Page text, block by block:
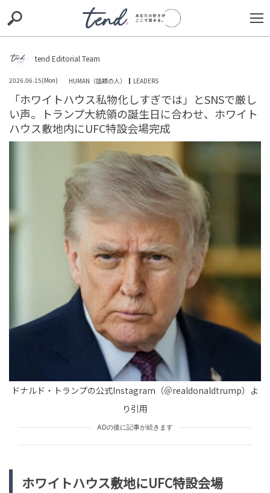
trill nordot RECOMMEND ARENA TOP
人間よりオシャレな犬見つかる！？ファッションモデル
顔負けの犬、その佇まいに「私より年収高そう」との声
も
未分類
tend Editorial Team
世界初の「ウナギ完全養殖」がついに一般販売へ。立ち
はだかるコストの壁
SNS BUZZ（SNSで話題）
OFFICIAL
tend Editorial Team
「強い違和感しかない」「政治理念を強く打ち出されて
は？」と否定的な声も。高市首相の解散会見に野田代表
が「反省がない」と憤...
tend Editorial Team
2026.06.15(Mon) HUMAN（話題の人） LEADERS
「ホワイトハウス私物化しすぎでは」とSNSで厳し
い声。トランプ大統領の誕生日に合わせ、ホワイト
ハウス敷地内にUFC特設会場完成
ドナルド・トランプの公式Instagram（＠realdonaldtrump）よ
り引用
ADの後に記事が続きます
ホワイトハウス敷地にUFC特設会場